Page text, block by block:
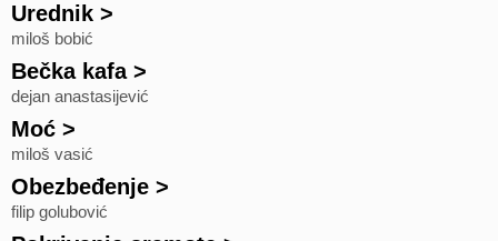
Urednik >
miloš bobić
Bečka kafa>
dejan anastasijević
Moć >
miloš vasić
Obezbeđenje >
filip golubović